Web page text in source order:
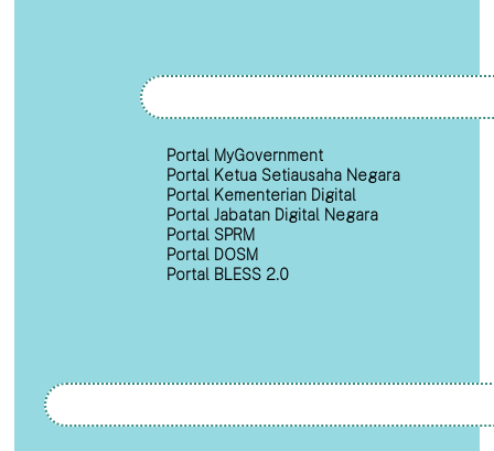
Portal MyGovernment
Portal Ketua Setiausaha Negara
Portal Kementerian Digital
Portal Jabatan Digital Negara
Portal SPRM
Portal DOSM
Portal BLESS 2.0